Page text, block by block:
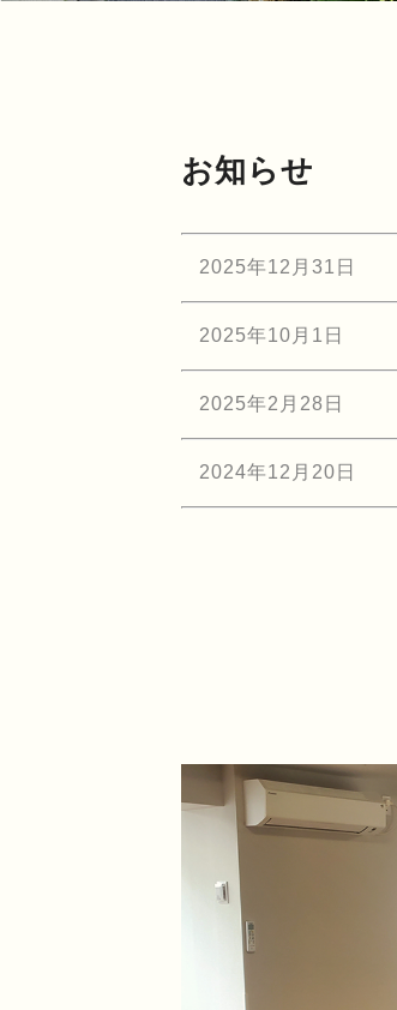
お知らせ
2025年12月31日
2025年10月1日
2025年2月28日
2024年12月20日